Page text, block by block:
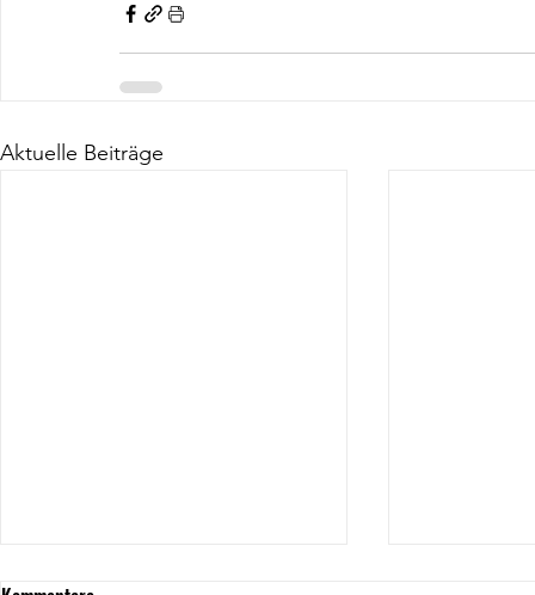
Aktuelle Beiträge